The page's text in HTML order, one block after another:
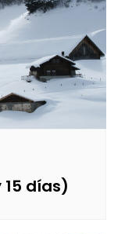
15 días)